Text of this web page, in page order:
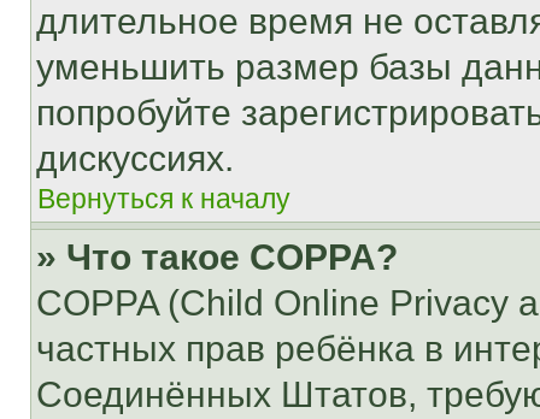
длительное время не
уменьшить размер базы
попробуйте
дискуссиях.
Вернуться к началу
» Что такое COPPA?
COPPA (Child Online Privacy
частных прав ребёнка в
Соединённых Штатов,